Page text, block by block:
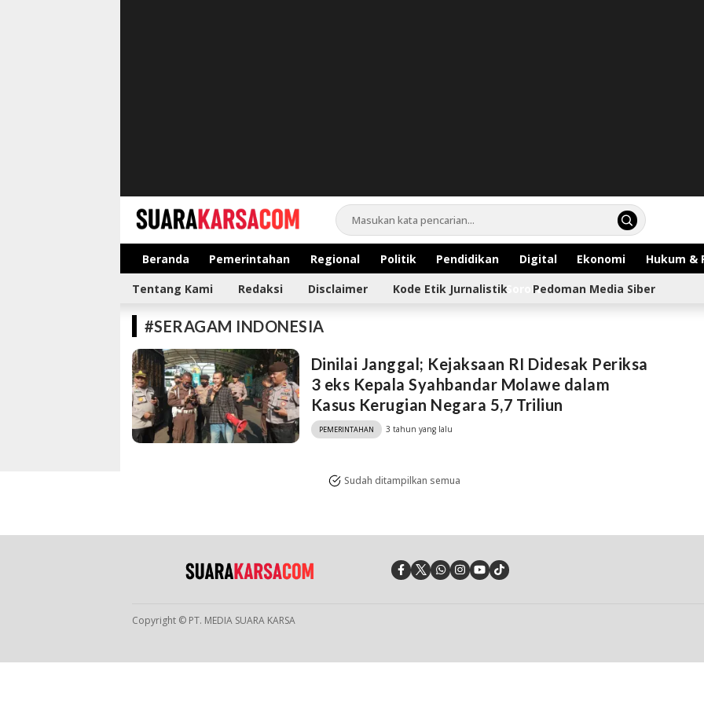
suarakarsa.com
Informasi terpercaya
Beranda Pemerintahan Regional Politik Pendidikan Digital Ekonomi Hukum &
Sorotan
Tentang Kami Redaksi Disclaimer Kode Etik Jurnalistik Pedoman Media Siber
#SERAGAM INDONESIA
Dinilai Janggal; Kejaksaan RI Didesak Periksa
3 eks Kepala Syahbandar Molawe dalam
Kasus Kerugian Negara 5,7 Triliun
PEMERINTAHAN 3 tahun yang lalu
Sudah ditampilkan semua
Copyright © PT. MEDIA SUARA KARSA